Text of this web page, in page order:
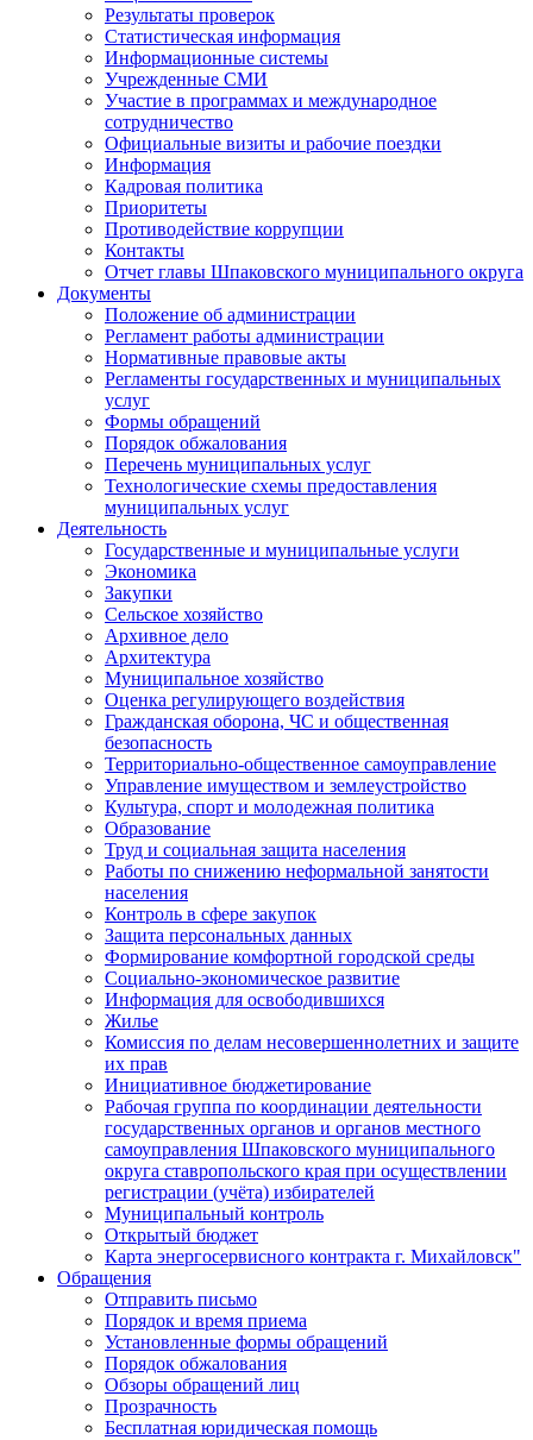
Результаты проверок
Статистическая информация
Информационные системы
Учрежденные СМИ
Участие в программах и международное
сотрудничество
Официальные визиты и рабочие поездки
Информация
Кадровая политика
Приоритеты
Противодействие коррупции
Контакты
Отчет главы Шпаковского муниципального округа
Документы
Положение об администрации
Регламент работы администрации
Нормативные правовые акты
Регламенты государственных и муниципальных
услуг
Формы обращений
Порядок обжалования
Перечень муниципальных услуг
Технологические схемы предоставления
муниципальных услуг
Деятельность
Государственные и муниципальные услуги
Экономика
Закупки
Сельское хозяйство
Архивное дело
Архитектура
Муниципальное хозяйство
Оценка регулирующего воздействия
Гражданская оборона, ЧС и общественная
безопасность
Территориально-общественное самоуправление
Управление имуществом и землеустройство
Культура, спорт и молодежная политика
Образование
Труд и социальная защита населения
Работы по снижению неформальной занятости
населения
Контроль в сфере закупок
Защита персональных данных
Формирование комфортной городской среды
Социально-экономическое развитие
Информация для освободившихся
Жилье
Комиссия по делам несовершеннолетних и защите
их прав
Инициативное бюджетирование
Рабочая группа по координации деятельности
государственных органов и органов местного
самоуправления Шпаковского муниципального
округа ставропольского края при осуществлении
регистрации (учёта) избирателей
Муниципальный контроль
Открытый бюджет
Карта энергосервисного контракта г. Михайловск"
Обращения
Отправить письмо
Порядок и время приема
Установленные формы обращений
Порядок обжалования
Обзоры обращений лиц
Прозрачность
Бесплатная юридическая помощь